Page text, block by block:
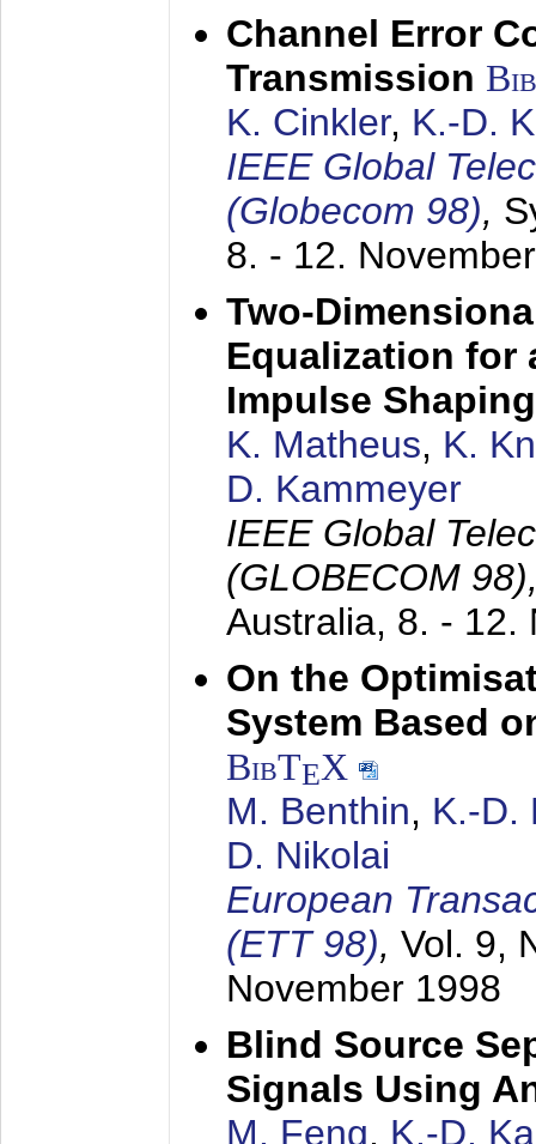
Channel Error
Transmission
K. Cinkler, K.-D.
IEEE Global
(Globecom 98),
8. - 12.
Two-
Equalization for
Impulse
K. Matheus, K.
D. Kammeyer
IEEE Global
(GLOBECOM
Australia, 8. - 12.
On the
System Based
BibTEX
M. Benthin, K.-D.
D. Nikolai
European
(ETT 98), Vol. 9,
November 1998
Blind Source
Signals Using
M. Feng, K.-D.